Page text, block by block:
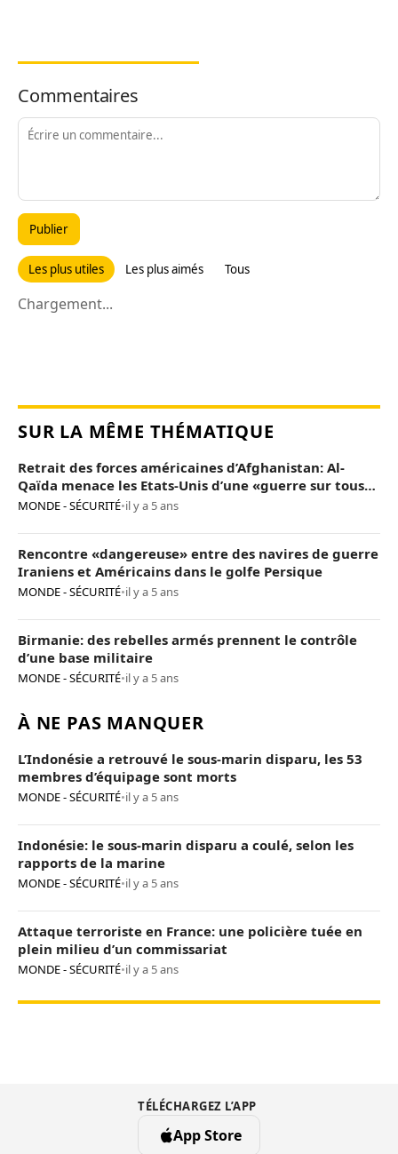
Commentaires
Publier
Les plus utiles Les plus aimés Tous
Chargement...
SUR LA MÊME THÉMATIQUE
Retrait des forces américaines d’Afghanistan: Al-
Qaïda menace les Etats-Unis d’une «guerre sur tous
les fronts»
MONDE - SÉCURITÉ•il y a 5 ans
Rencontre «dangereuse» entre des navires de guerre
Iraniens et Américains dans le golfe Persique
MONDE - SÉCURITÉ•il y a 5 ans
Birmanie: des rebelles armés prennent le contrôle
d’une base militaire
MONDE - SÉCURITÉ•il y a 5 ans
À NE PAS MANQUER
L’Indonésie a retrouvé le sous-marin disparu, les 53
membres d’équipage sont morts
MONDE - SÉCURITÉ•il y a 5 ans
Indonésie: le sous-marin disparu a coulé, selon les
rapports de la marine
MONDE - SÉCURITÉ•il y a 5 ans
Attaque terroriste en France: une policière tuée en
plein milieu d’un commissariat
MONDE - SÉCURITÉ•il y a 5 ans
TÉLÉCHARGEZ L’APP
App Store